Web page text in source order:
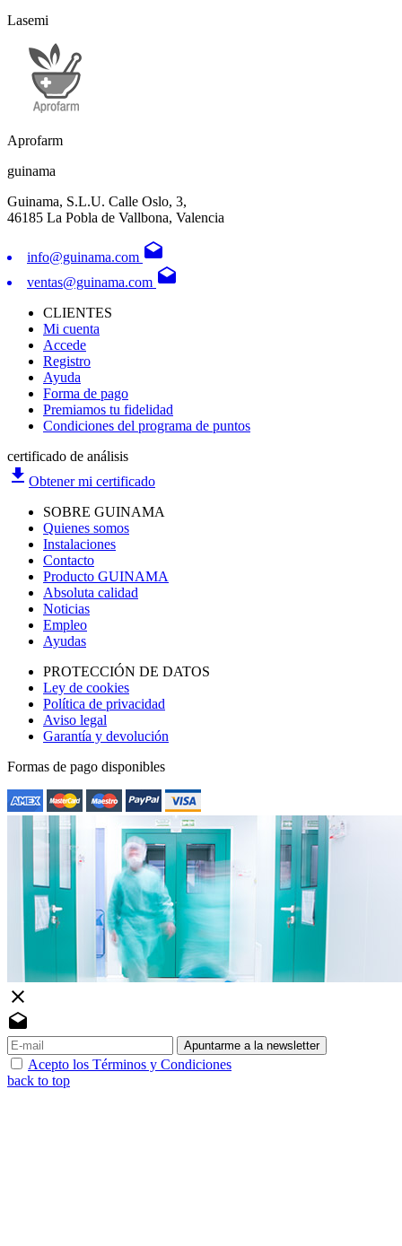
Lasemi
Aprofarm
guinama
Guinama, S.L.U. Calle Oslo, 3,
46185 La Pobla de Vallbona, Valencia
info@guinama.com drafts
ventas@guinama.com drafts
CLIENTES
Mi cuenta
Accede
Registro
Ayuda
Forma de pago
Premiamos tu fidelidad
Condiciones del programa de puntos
certificado de análisis
file_download Obtener mi certificado
SOBRE GUINAMA
Quienes somos
Instalaciones
Contacto
Producto GUINAMA
Absoluta calidad
Noticias
Empleo
Ayudas
PROTECCIÓN DE DATOS
Ley de cookies
Política de privacidad
Aviso legal
Garantía y devolución
Formas de pago disponibles
close
drafts
Apuntarme a la newsletter
Acepto los Términos y Condiciones
back to top